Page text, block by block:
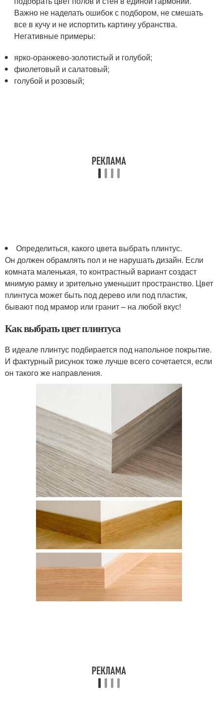
Важно не наделать ошибок с подбором, не смешать
все в кучу и не испортить картину убранства.
Негативные примеры:
ярко-оранжево-золотистый и голубой;
фиолетовый и салатовый;
голубой и розовый;
Определиться, какого цвета выбрать плинтус.
Он должен обрамлять пол и не нарушать дизайн. Если
комната маленькая, то контрастный вариант создаст
мнимую рамку и зрительно уменьшит пространство. Цвет
плинтуса может быть под дерево или под пластик,
бывают под мрамор или гранит – на любой вкус!
Как выбрать цвет плинтуса
В идеале плинтус подбирается под напольное покрытие.
И фактурный рисунок тоже лучше всего сочетается, если
он такого же направления.